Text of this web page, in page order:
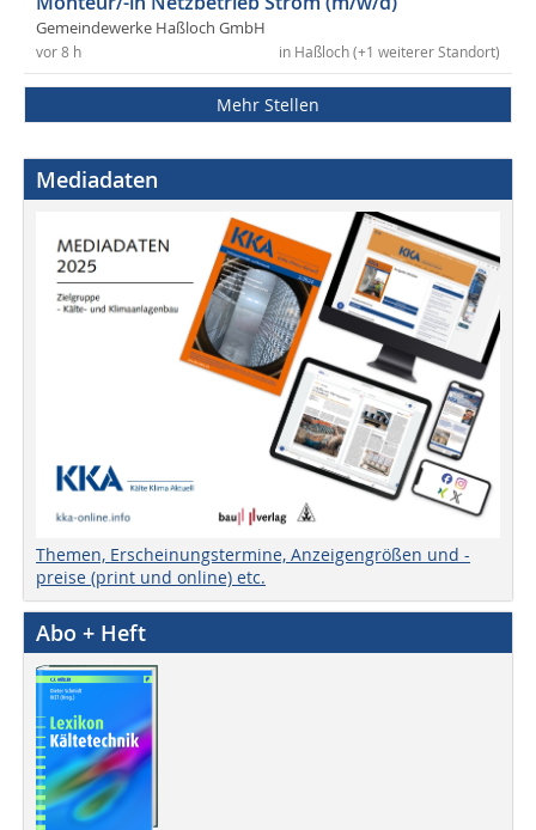
Gemeindewerke Haßloch GmbH
in Haßloch (+1 weiterer Standort)
vor 8 h
Mehr Stellen
Mediadaten
Themen, Erscheinungstermine, Anzeigengrößen und -
preise (print und online) etc.
Abo + Heft